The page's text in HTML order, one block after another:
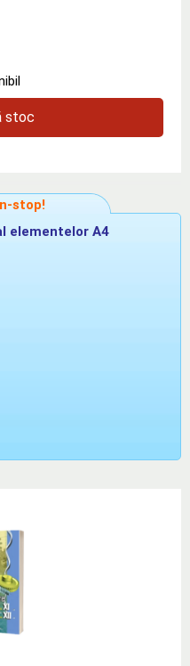
stoc
stop!
elementelor A4